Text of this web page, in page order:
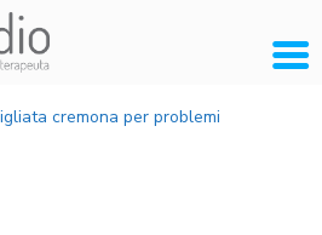
cremona per problemi